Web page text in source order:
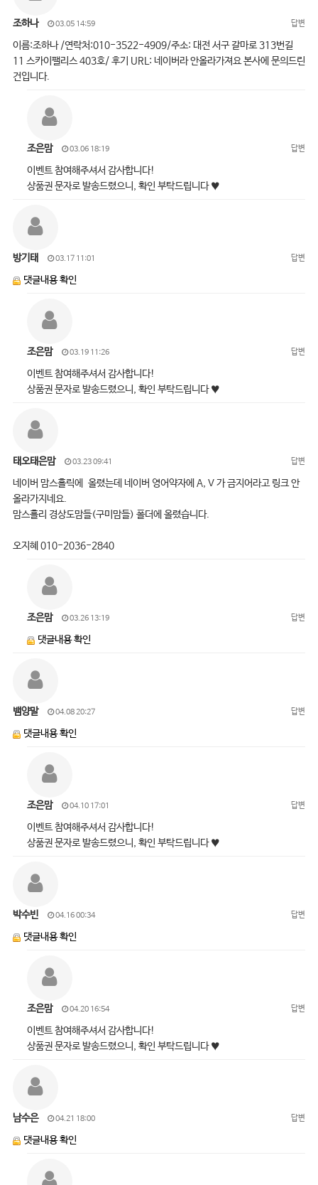
조하나 03.05 14:59 답변
이름:조하나 /연락처:010-3522-4909/주소: 대전 서구 갈마로 313번길
11 스카이팰리스 403호/ 후기 URL: 네이버라 안올라가져요 본사에 문의드린
건입니다.
조은맘 03.06 18:19 답변
이벤트 참여해주셔서 감사합니다!
상품권 문자로 발송드렸으니, 확인 부탁드립니다 ♥
방기태 03.17 11:01 답변
댓글내용 확인
조은맘 03.19 11:26 답변
이벤트 참여해주셔서 감사합니다!
상품권 문자로 발송드렸으니, 확인 부탁드립니다 ♥
태오태은맘 03.23 09:41 답변
네이버 맘스홀릭에 올렸는데 네이버 영어약자에 A, V 가 금지어라고 링크 안
올라가지네요.
맘스홀리 경상도맘들(구미맘들) 폴더에 올렸습니다.
오지혜 010-2036-2840
조은맘 03.26 13:19 답변
댓글내용 확인
뱀양말 04.08 20:27 답변
댓글내용 확인
조은맘 04.10 17:01 답변
이벤트 참여해주셔서 감사합니다!
상품권 문자로 발송드렸으니, 확인 부탁드립니다 ♥
박수빈 04.16 00:34 답변
댓글내용 확인
조은맘 04.20 16:54 답변
이벤트 참여해주셔서 감사합니다!
상품권 문자로 발송드렸으니, 확인 부탁드립니다 ♥
남수은 04.21 18:00 답변
댓글내용 확인